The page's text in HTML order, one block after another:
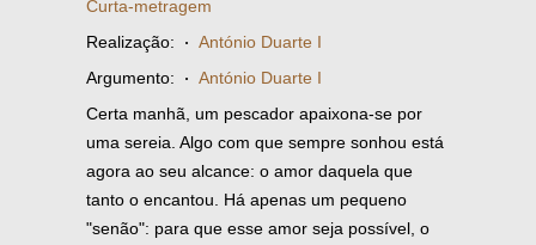
Curta-metragem
Realização: · António Duarte I
Argumento: · António Duarte I
Certa manhã, um pescador apaixona-se por
uma sereia. Algo com que sempre sonhou está
agora ao seu alcance: o amor daquela que
tanto o encantou. Há apenas um pequeno
"senão": para que esse amor seja possível, o